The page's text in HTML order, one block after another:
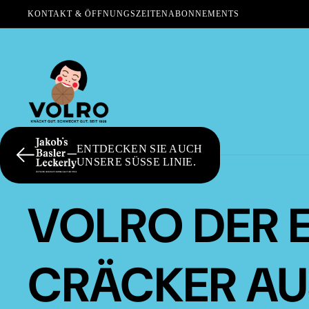
KONTAKT & ÖFFNUNGSZEITENABONNEMENTS
ENTDECKEN SIE AUCH
UNSERE SÜSSE LINIE.
VOLRO DER
CRÄCKER